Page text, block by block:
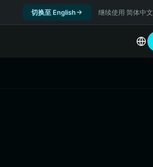
切换至 English 继续使用 简体中文